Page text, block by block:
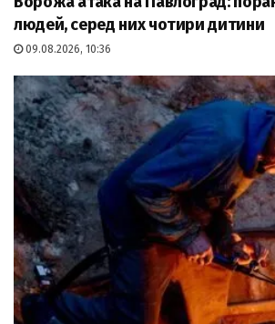
людей, серед них чотири дитини
09.08.2026, 10:36